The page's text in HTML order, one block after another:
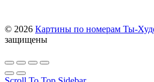
© 2026 Картины по номерам Ты-
защищены